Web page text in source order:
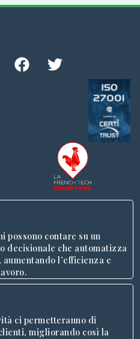
possono contare su un
decisionale che automatizza
l’efficienza e
ci permetteranno di
migliorando così la